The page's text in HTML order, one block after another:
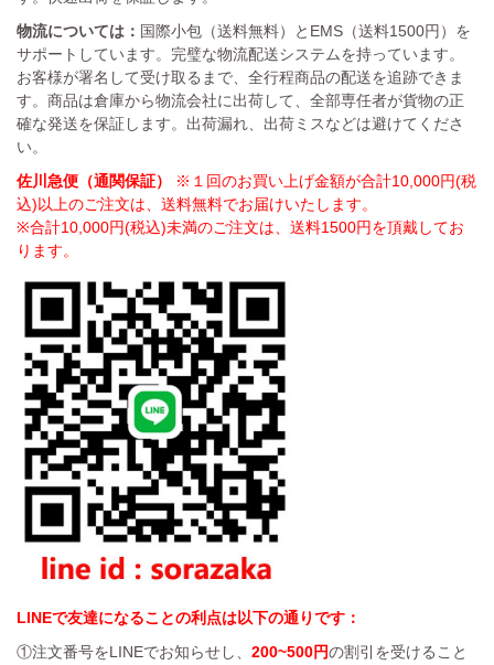
物流については： 国際小包（送料無料）とEMS（送料1500円）を
サポートしています。完璧な物流配送システムを持っています。
お客様が署名して受け取るまで、全行程商品の配送を追跡できま
す。商品は倉庫から物流会社に出荷して、全部専任者が貨物の正
確な発送を保証します。出荷漏れ、出荷ミスなどは避けてくださ
い。
佐川急便（通関保証）
※１回のお買い上げ金額が合計10,000円(税
込)以上のご注文は、送料無料でお届けいたします。
※合計10,000円(税込)未満のご注文は、送料1500円を頂戴してお
ります。
LINEで友達になることの利点は以下の通りです：
①注文番号をLINEでお知らせし、 200~500円の割引を受けること